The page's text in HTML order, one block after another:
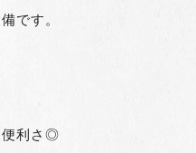
です。
便利さ◎